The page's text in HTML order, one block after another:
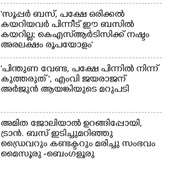
'സൂപ്പർ ബസ്, പക്ഷേ ഒരിക്കൽ
കയറിയവർ പിന്നീട് ഈ ബസിൽ
കയറില്ല; കെഎസ്ആർടിസിക്ക് നഷ്ടം
അരലക്ഷം രൂപയോളം'
"പിന്തുണ വേണ്ട,​ പക്ഷേ പിന്നിൽ നിന്ന്
കുത്തരുത് ", എംവി ജയരാജന്
അർജുൻ ആയങ്കിയുടെ മറുപടി
അമിത ജോലിയാൽ ഉറങ്ങിപ്പോയി,
ട്രാൻ. ബസ് ഇടിച്ചുമറിഞ്ഞു
ഡ്രൈവറും കണ്ടക്ടറും മരിച്ചു സംഭവം
മൈസൂരു -ബെംഗളൂരു